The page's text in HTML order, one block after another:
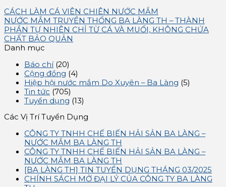
CÁCH LÀM CÁ VIÊN CHIÊN NƯỚC MẮM
NƯỚC MẮM TRUYỀN THỐNG BA LÀNG TH – THÀNH
PHẦN TỰ NHIÊN CHỈ TỪ CÁ VÀ MUỐI, KHÔNG CHỨA
CHẤT BẢO QUẢN
Danh mục
Báo chí(20)
Cộng đồng (4)
Hiệp hội nước mắm Do Xuyên – Ba Làng (5)
Tin tức (705)
Tuyển dụng (13)
Các Vị Trí Tuyển Dụng
CÔNG TY TNHH CHẾ BIẾN HẢI SẢN BA LÀNG –
NƯỚC MẮM BA LÀNG TH
CÔNG TY TNHH CHẾ BIẾN HẢI SẢN BA LÀNG –
NƯỚC MẮM BA LÀNG TH
[BA LÀNG TH] TIN TUYỂN DỤNG THÁNG 03/2025
CHÍNH SÁCH MỞ ĐẠI LÝ CỦA CÔNG TY BA LÀNG